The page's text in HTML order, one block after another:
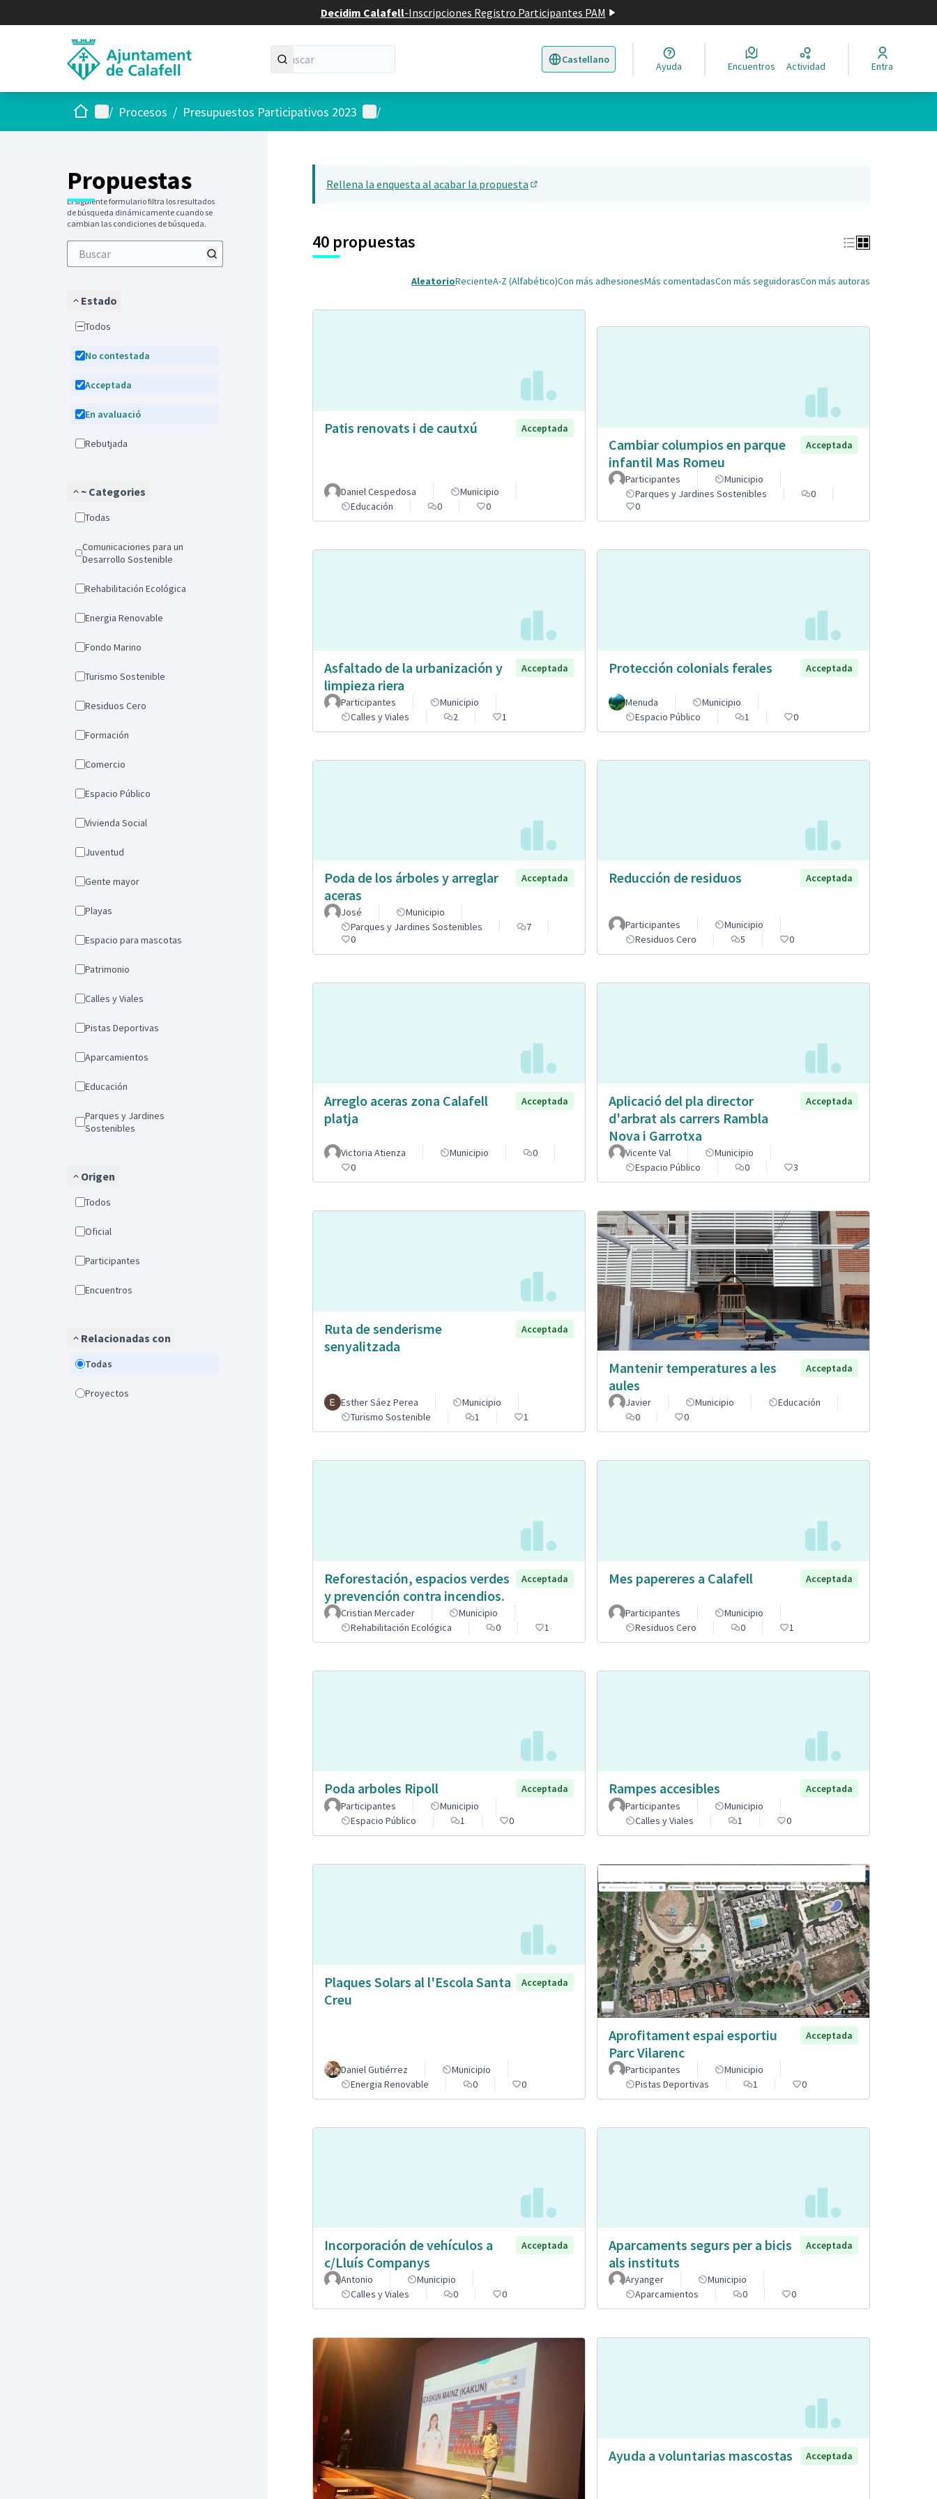
Decidim Calafell-Inscripciones Registro Participantes PAM
Castellano
Triar la llengua Elegir el idioma
Ayuda Encuentros Actividad Entra
InicioMenú principal
/ Procesos / Presupuestos Participativos 2023 Menú de usuario
/
Propuestas
El siguiente formulario filtra los resultados
de búsqueda dinámicamente cuando se
cambian las condiciones de búsqueda.
Estado
Todos
No contestada
Acceptada
En avaluació
Rebutjada
~ Categories
Todas
Comunicaciones para un
Desarrollo Sostenible
Rehabilitación Ecológica
Energia Renovable
Fondo Marino
Turismo Sostenible
Residuos Cero
Formación
Comercio
Espacio Público
Vivienda Social
Juventud
Gente mayor
Playas
Espacio para mascotas
Patrimonio
Calles y Viales
Pistas Deportivas
Aparcamientos
Educación
Parques y Jardines
Sostenibles
Origen
Todos
Oficial
Participantes
Encuentros
Relacionadas con
Todas
Proyectos
14
Rellena la enquesta al acabar la propuesta
40 propuestas
AleatorioRecienteA-Z (Alfabético)Con más adhesionesMás comentadasCon más seguidorasCon más autoras
Patis renovats i de cautxú Acceptada
Daniel Cespedosa
Municipio
Educación
0 0
Cambiar columpios en parque
infantil Mas Romeu
Acceptada
Participantes
Municipio
Parques y Jardines Sostenibles
0
0
Asfaltado de la urbanización y
limpieza riera
Acceptada
Participantes
Municipio
Calles y Viales
2 1
Protección colonials ferales Acceptada
Menuda
Municipio
Espacio Público
1 0
Poda de los árboles y arreglar
aceras
Acceptada
José
Municipio
Parques y Jardines Sostenibles
7
0
Reducción de residuos Acceptada
Participantes
Municipio
Residuos Cero
5 0
Arreglo aceras zona Calafell
platja
Acceptada
Victoria Atienza Municipio
0
0
Aplicació del pla director
d'arbrat als carrers Rambla
Nova i Garrotxa
Acceptada
Vicente Val
Municipio
Espacio Público
0 3
Ruta de senderisme
senyalitzada
Acceptada
Esther Sáez Perea
Municipio
Turismo Sostenible
1 1
Mantenir temperatures a les
aules
Acceptada
Javier Municipio
Educación
0
0
Reforestación, espacios verdes
y prevención contra incendios.
Acceptada
Cristian Mercader
Municipio
Rehabilitación Ecológica
0 1
Mes papereres a Calafell Acceptada
Participantes
Municipio
Residuos Cero
0 1
Poda arboles Ripoll
Acceptada
Participantes
Municipio
Espacio Público
1 0
Rampes accesibles
Acceptada
Participantes
Municipio
Calles y Viales
1 0
Plaques Solars al l'Escola Santa
Creu
Acceptada
Daniel Gutiérrez
Municipio
Energia Renovable
0 0
Aprofitament espai esportiu
Parc Vilarenc
Acceptada
Participantes
Municipio
Pistas Deportivas
1 0
Incorporación de vehículos a
c/Lluís Companys
Acceptada
Antonio
Municipio
Calles y Viales
0 0
Aparcaments segurs per a bicis
als instituts
Acceptada
Aryanger
Municipio
Aparcamientos
0 0
Ayuda a voluntarias mascostas Acceptada